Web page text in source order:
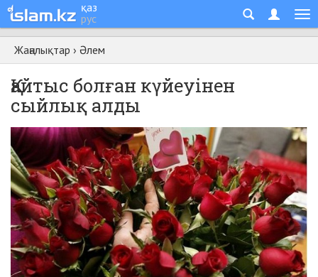
қаз
рус
Жаңалықтар › Әлем
Қайтыс болған күйеуінен
сыйлық алды